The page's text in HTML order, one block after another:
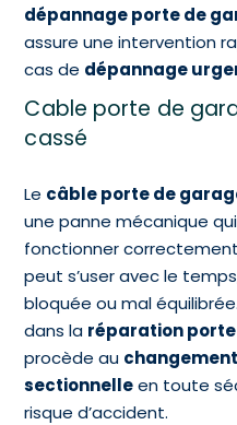
dépannage porte de
assure une intervention
cas de dépannage
Cable porte de
cassé
Le câble porte de
une panne mécanique
fonctionner
peut s’user avec le
bloquée ou mal
dans la réparation
procède au
sectionnelleen toute
risque d’accident.